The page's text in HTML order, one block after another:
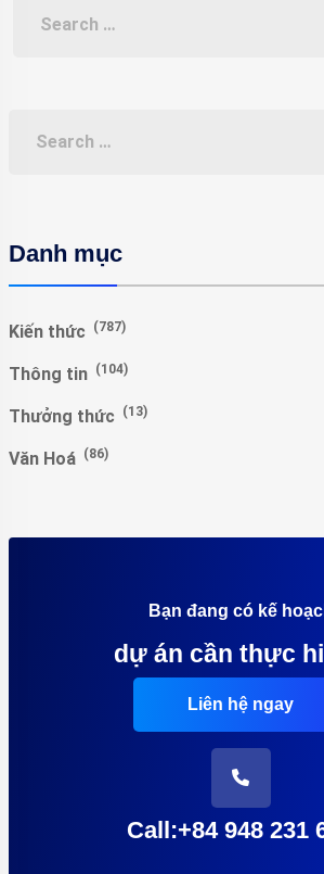
Danh mục
Kiến thức (787)
Thông tin (104)
Thưởng thức (13)
Văn Hoá (86)
Bạn đang có kế
dự án cần thực
Liên hệ ngay
Call:+84 948 231